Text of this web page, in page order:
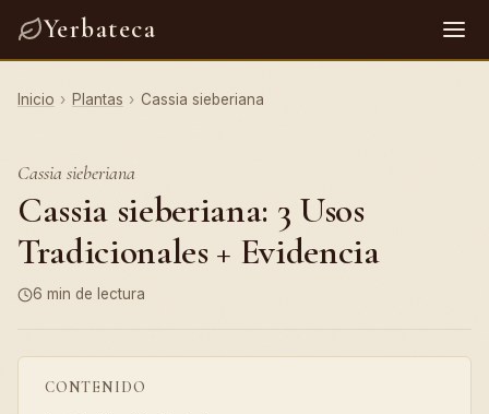
Yerbateca
Inicio › Plantas › Cassia sieberiana
Cassia sieberiana
Cassia sieberiana: 3 Usos
Tradicionales + Evidencia
6 min de lectura
CONTENIDO